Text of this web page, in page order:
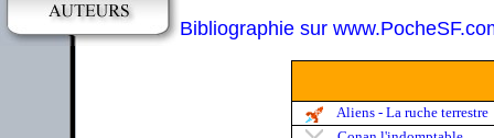
Bibliographie sur
Aliens - La ruche terrestre